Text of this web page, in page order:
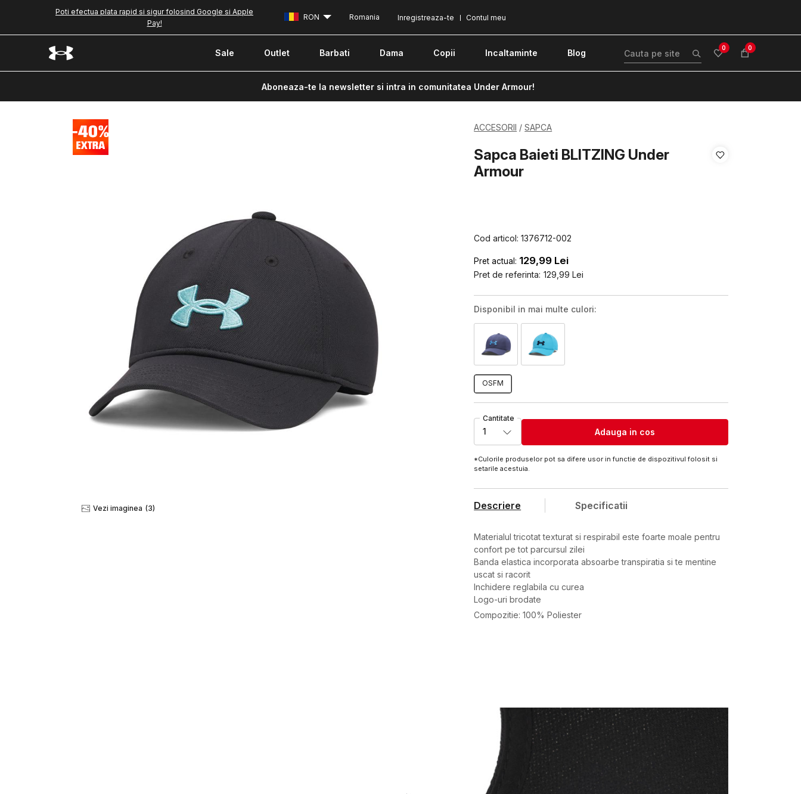
Poti efectua plata rapid si sigur folosind Google si Apple
Pay!
Contul meu
Inregistreaza-te
RON Romania
Sale Outlet Barbati Dama Copii Incaltaminte Blog 0 0
Aboneaza-te la newsletter si intra in comunitatea Under Armour!
Vezi imaginea (3)
ACCESORII SAPCA
Sapca Baieti BLITZING Under
Armour
Cod articol:1376712-002
Pret actual: 129,99 Lei
Pret de referinta: 129,99 Lei
Disponibil in mai multe culori:
OSFM
Cantitate
1 Adauga in cos
*Culorile produselor pot sa difere usor in functie de dispozitivul folosit si
setarile acestuia.
Descriere Specificatii
Materialul tricotat texturat si respirabil este foarte moale pentru
confort pe tot parcursul zilei
Banda elastica incorporata absoarbe transpiratia si te mentine
uscat si racorit
Inchidere reglabila cu curea
Logo-uri brodate
Compozitie: 100% Poliester
BAIETI